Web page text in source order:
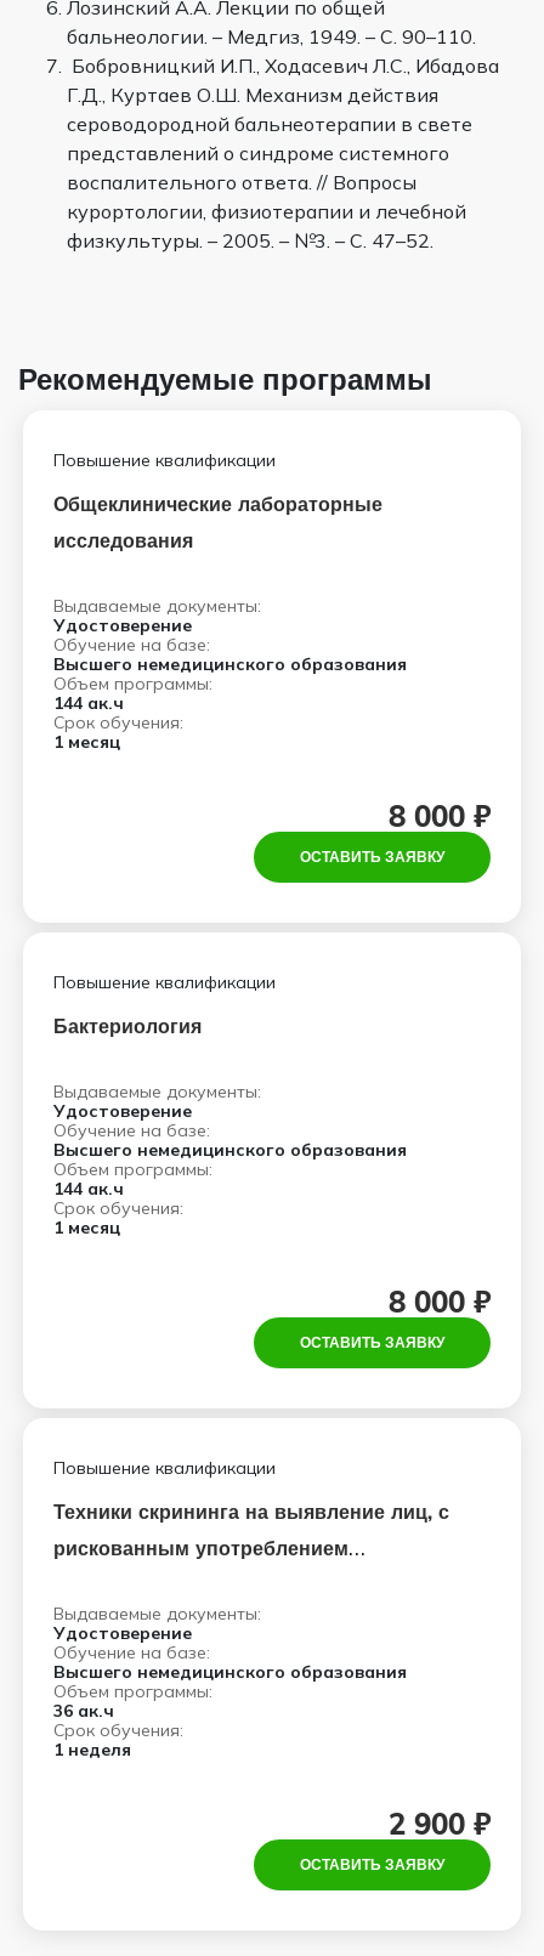
Лозинский А.А. Лекции по общей
бальнеологии. – Медгиз, 1949. – С. 90–110.
Бобровницкий И.П., Ходасевич Л.С., Ибадова
Г.Д., Куртаев О.Ш. Механизм действия
сероводородной бальнеотерапии в свете
представлений о синдроме системного
воспалительного ответа. // Вопросы
курортологии, физиотерапии и лечебной
физкультуры. – 2005. – №3. – С. 47–52.
Рекомендуемые программы
Повышение квалификации
Общеклинические лабораторные
исследования
Выдаваемые документы:
Удостоверение
Обучение на базе:
Высшего немедицинского образования
Объем программы:
144 ак.ч
Срок обучения:
1 месяц
8 000 ₽
ОСТАВИТЬ ЗАЯВКУ
Повышение квалификации
Бактериология
Выдаваемые документы:
Удостоверение
Обучение на базе:
Высшего немедицинского образования
Объем программы:
144 ак.ч
Срок обучения:
1 месяц
8 000 ₽
ОСТАВИТЬ ЗАЯВКУ
Повышение квалификации
Техники скрининга на выявление лиц, с
рискованным употреблением
мотивация на обращение за
психологической или наркологической
помощью
Выдаваемые документы:
Удостоверение
Обучение на базе:
Высшего немедицинского образования
Объем программы:
36 ак.ч
Срок обучения:
1 неделя
2 900 ₽
ОСТАВИТЬ ЗАЯВКУ